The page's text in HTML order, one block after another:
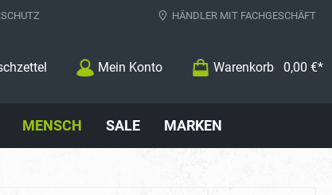
HÄNDLER MIT FACHGESCHÄFT
Mein Konto Warenkorb 0,00 €*
MENSCH SALE MARKEN